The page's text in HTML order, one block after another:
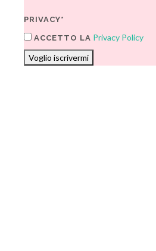
PRIVACY*
ACCETTO LA Privacy Policy
Voglio iscrivermi